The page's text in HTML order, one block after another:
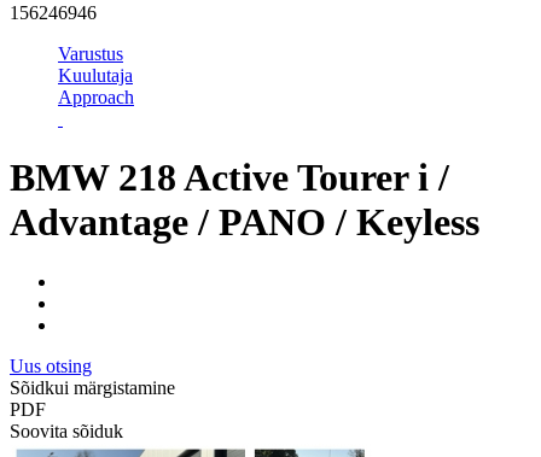
156246946
Varustus
Kuulutaja
Approach
BMW 218 Active Tourer i /
Advantage / PANO / Keyless
Uus otsing
Sõidkui märgistamine
PDF
Soovita sõiduk